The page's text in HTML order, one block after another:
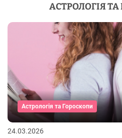
АСТРОЛОГІЯ
Астрологія та Гороскопи
24.03.2026